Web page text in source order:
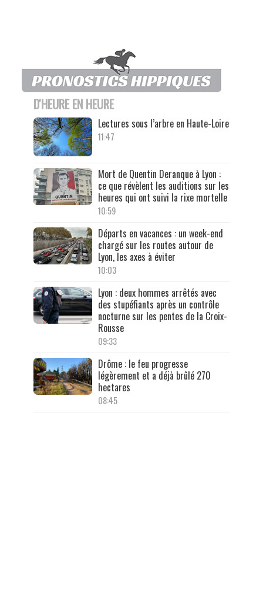
D'HEURE EN HEURE
Lectures sous l’arbre en Haute-Loire
11:47
Mort de Quentin Deranque à Lyon :
ce que révèlent les auditions sur les
heures qui ont suivi la rixe mortelle
10:59
Départs en vacances : un week-end
chargé sur les routes autour de
Lyon, les axes à éviter
10:03
Lyon : deux hommes arrêtés avec
des stupéfiants après un contrôle
nocturne sur les pentes de la Croix-
Rousse
09:33
Drôme : le feu progresse
légèrement et a déjà brûlé 270
hectares
08:45